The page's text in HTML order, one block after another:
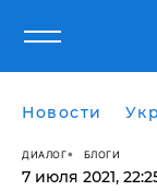
Новости
ДИАЛОГ БЛОГИ
7 июля 2021,